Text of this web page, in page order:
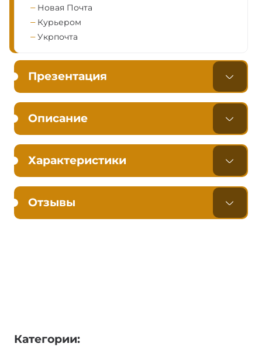
Новая Почта
Курьером
Укрпочта
Презентация
Описание
Характеристики
Отзывы
Категории: